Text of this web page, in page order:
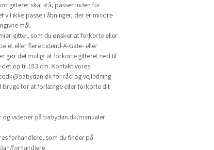
gitteret skal stå, passer inden for
vil ikke passe i åbninger, der er mindre
mål.
gitter, som du ønsker at forkorte eller
et eller flere Extend-A-Gate- eller
gør det muligt at forkorte gitteret ned til
op til 183 cm. Kontakt vores
for råd og vejledning
bruge for at forlænge eller forkorte dit
og videoer på babydan.dk/manualer
forhandlere, som du finder på
forhandlere